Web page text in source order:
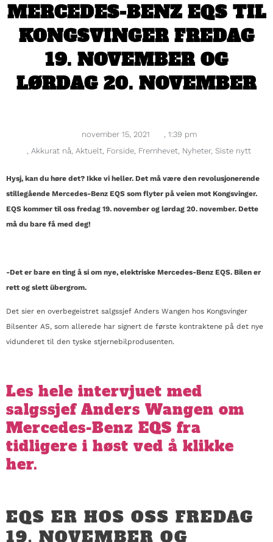
MERCEDES-BENZ EQS TIL
KONGSVINGER FREDAG
19. NOVEMBER OG
LØRDAG 20. NOVEMBER
november 15, 2021 , 1:39 pm
, Akkurat nå, Aktuelt, Forside, Fremhevet, Nyheter, Siste nytt
Hysj, kan du høre det? Ikke vi heller. Det må være den revolusjonerende
stillegående Mercedes-Benz EQS som flyter på veien mot Kongsvinger.
EQS kommer til oss fredag 19. november og lørdag 20. november. Dette
må du bare få med deg!
-Det er bare en ting å si om nye, elektriske Mercedes-Benz EQS. Bilen er
rett og slett übergrom.
Det sier en overbegeistret salgssjef Anders Wangen hos Kongsvinger
Bilsenter AS, som allerede har signert de første kontraktene på det nye
vidunderet til den tyske stjernebilprodusenten.
Les hele intervjuet med
salgssjef Anders Wangen om
Mercedes-Benz EQS fra
tidligere i høst ved å klikke
her.
EQS ER HOS OSS FREDAG
19. NOVEMBER OG